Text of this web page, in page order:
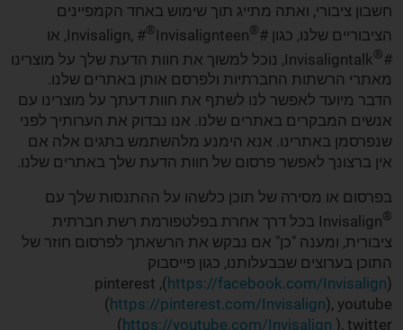
חשבון ציבורי, ואתה מתייג תוך שימוש באחד הקמפיינים
הציבוריים שלנו, כגון #®
Invisalign, #®
Invisalignteen, או
#
®
Invisaligntalk, נוכל למשוך את חוות הדעת שלך על מוצרינו
מאתרי הרשתות החברתיות ולפרסם אותן באתרים שלנו.
הדבר מיועד לאפשר לנו לשתף את חוות דעתך על מוצרינו עם
אנשים המבקרים באתרים שלנו. אנו נבדוק את הערותיך לפני
שנפרסמן באתרינו. אנא הימנע מלהשתמש בתגים אלה אם
אין ברצונך לאפשר פרסום של חוות הדעת שלך באתרים שלנו.
בפרסום או מסירה של תוכן כלשהו על ההתנסות שלך עם
®
Invisalign בכל דרך אחרת בפלטפורמת רשת חברתית
ציבורית, ומענה "כן" אם נבקש את הרשאתך לפרסום חוזר של
התוכן בערוצים שבבעלותנו, כגון פייסבוק
(
https://facebook.com/Invisalign
), pinterest
(https://pinterest.com/Invisalign), youtube
(https://youtube.com/Invisalign ), twitter